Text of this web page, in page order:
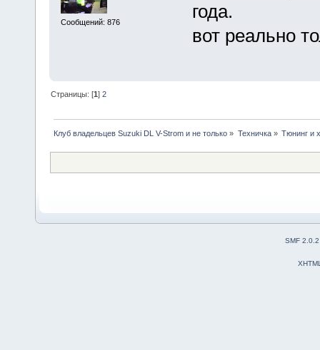
Сообщений: 876
года.
вот реально
Страницы: [1]2
Клуб владельцев Suzuki DL V-Strom и не только » Техничка» Тюнинг и
SMF 2.0.2